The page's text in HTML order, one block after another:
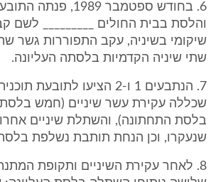
6. בחודש ספטמבר
והלסת בבית החולים _________ לשם
שיקומי בשיניה, עקב התפוררות גשר
שתי שיניה הקדמיות בלסתה העליונה.
7. הנתבעים 1 ו-2 הציעו
שכללה עקירת עשר שיניים (חמש בלסת
בלסת התחתונה), והשתלת שיניים
שנעקרו, וכן הנחת תותבת נשלפת
8. לאחר עקירת השיניים ותקופת